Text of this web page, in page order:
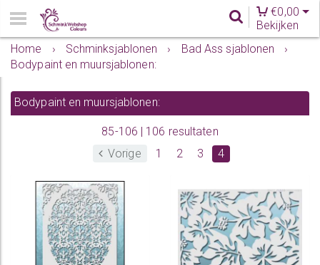
€0,00
Bekijken
Home
› Schminksjablonen › Bad Ass sjablonen
›
Bodypaint en muursjablonen:
Bodypaint en muursjablonen:
85-106 | 106 resultaten
Vorige
1 2 3 4